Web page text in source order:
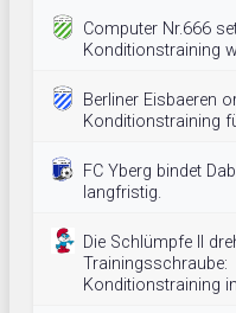
Computer Nr.666
Konditionstraining
Berliner Eisbaeren
Konditionstraining
FC Yberg bindet
langfristig.
Die Schlümpfe II
Trainingsschraube:
Konditionstraining